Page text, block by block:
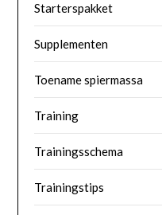
Starterspakket
Supplementen
Toename spiermassa
Training
Trainingsschema
Trainingstips